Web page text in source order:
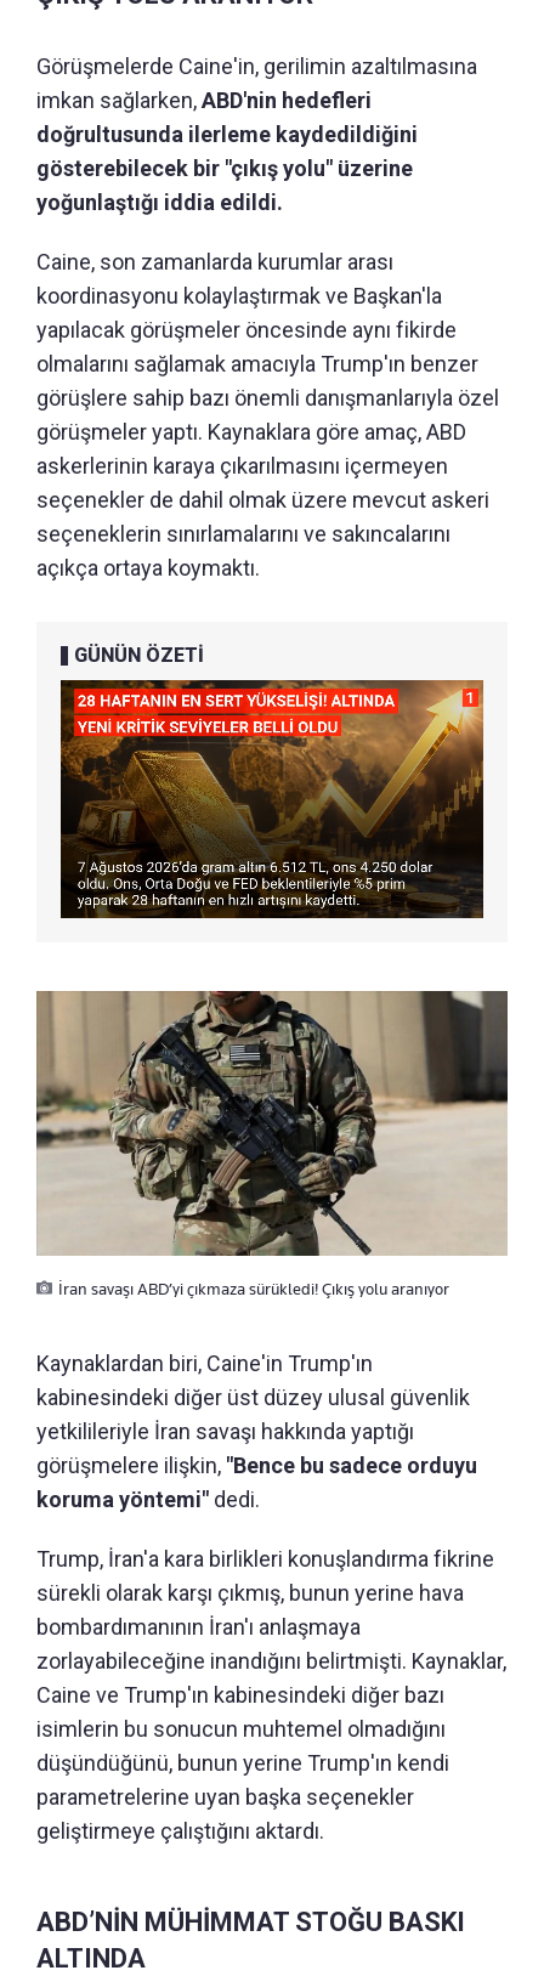
Görüşmelerde Caine'in, gerilimin azaltılmasına
imkan sağlarken,ABD'nin hedefleri
doğrultusunda ilerleme kaydedildiğini
gösterebilecek bir "çıkış yolu" üzerine
yoğunlaştığı iddia edildi.
Caine, son zamanlarda kurumlar arası
koordinasyonu kolaylaştırmak ve Başkan'la
yapılacak görüşmeler öncesinde aynı fikirde
olmalarını sağlamak amacıyla Trump'ın benzer
görüşlere sahip bazı önemli danışmanlarıyla özel
görüşmeler yaptı. Kaynaklara göre amaç, ABD
askerlerinin karaya çıkarılmasını içermeyen
seçenekler de dahil olmak üzere mevcut askeri
seçeneklerin sınırlamalarını ve sakıncalarını
açıkça ortaya koymaktı.
GÜNÜN ÖZETİ
İran savaşı ABD’yi çıkmaza sürükledi! Çıkış yolu aranıyor
Kaynaklardan biri, Caine'in Trump'ın
kabinesindeki diğer üst düzey ulusal güvenlik
yetkilileriyle İran savaşı hakkında yaptığı
görüşmelere ilişkin, "Bence bu sadece orduyu
koruma yöntemi" dedi.
Trump, İran'a kara birlikleri konuşlandırma fikrine
sürekli olarak karşı çıkmış, bunun yerine hava
bombardımanının İran'ı anlaşmaya
zorlayabileceğine inandığını belirtmişti. Kaynaklar,
Caine ve Trump'ın kabinesindeki diğer bazı
isimlerin bu sonucun muhtemel olmadığını
düşündüğünü, bunun yerine Trump'ın kendi
parametrelerine uyan başka seçenekler
geliştirmeye çalıştığını aktardı.
ABD’NİN MÜHİMMAT STOĞU BASKI
ALTINDA